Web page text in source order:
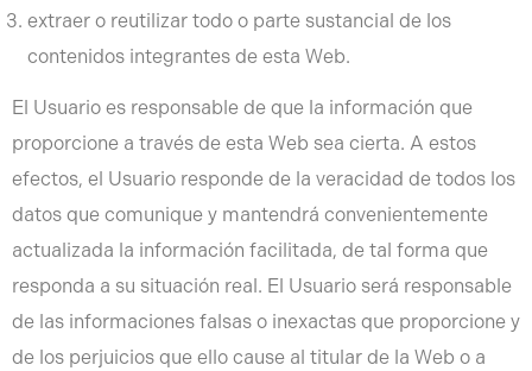
extraer o reutilizar todo o parte sustancial de los
contenidos integrantes de esta Web.
El Usuario es responsable de que la información que
proporcione a través de esta Web sea cierta. A estos
efectos, el Usuario responde de la veracidad de todos los
datos que comunique y mantendrá convenientemente
actualizada la información facilitada, de tal forma que
responda a su situación real. El Usuario será responsable
de las informaciones falsas o inexactas que proporcione y
de los perjuicios que ello cause al titular de la Web o a